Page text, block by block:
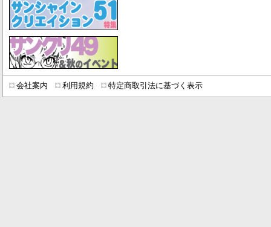
会社案内 利用規約 特定商取引法に基づく表示